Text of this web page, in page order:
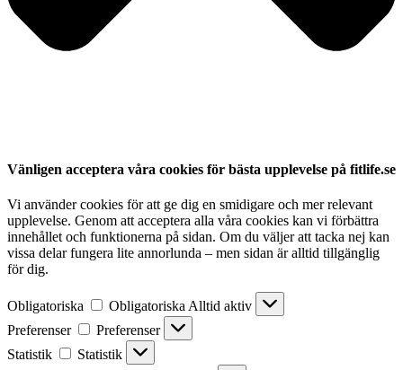
Vänligen acceptera våra cookies för bästa upplevelse på fitlife.se
Vi använder cookies för att ge dig en smidigare och mer relevant
upplevelse. Genom att acceptera alla våra cookies kan vi förbättra
innehållet och funktionerna på sidan. Om du väljer att tacka nej kan
vissa delar fungera lite annorlunda – men sidan är alltid tillgänglig
för dig.
Obligatoriska Obligatoriska Alltid aktiv
Preferenser
Preferenser
Statistik
Statistik